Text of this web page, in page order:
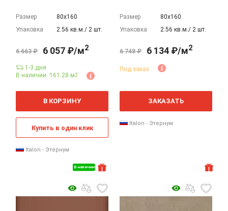
Размер
80х160
Упаковка
2.56 кв.м./ 2 шт.
В наличии
6 663 ₽ 6 057 ₽/м2
1-3 дня
В наличии: 161.28 м2
м
В КОРЗИНУ
Купить в один клик
Italon - Этернум
Размер
80х160
Упаковка
2.56 кв.м./ 2 шт.
6 748 ₽ 6 134 ₽/м2
Под заказ
м
ЗАКАЗАТЬ
Italon - Этернум